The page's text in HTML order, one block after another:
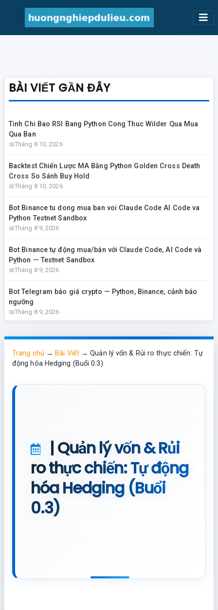
BÀI VIẾT GẦN ĐÂY
Tinh Chi Bao RSI Bang Python Cong Thuc Wilder Qua Mua
Qua Ban
Tháng 8 10, 2026
Backtest Chiến Lược MA Bằng Python Golden Cross Death
Cross So Sánh Buy Hold
Tháng 8 10, 2026
Bot Binance tu dong mua ban voi Claude Code AI Code va
Python Testnet Sandbox
Tháng 8 9, 2026
Bot Binance tự động mua/bán với Claude Code, AI Code và
Python — Testnet Sandbox
Tháng 8 9, 2026
Bot Telegram báo giá crypto — Python, Binance, cảnh báo
ngưỡng
Tháng 8 9, 2026
Trang chủ →Bài Viết→Quản lý vốn & Rủi ro thực chiến: Tự
động hóa Hedging (Buổi 0.3)
| Quản lý vốn & Rủi
ro thực chiến: Tự động
hóa Hedging (Buổi
0.3)